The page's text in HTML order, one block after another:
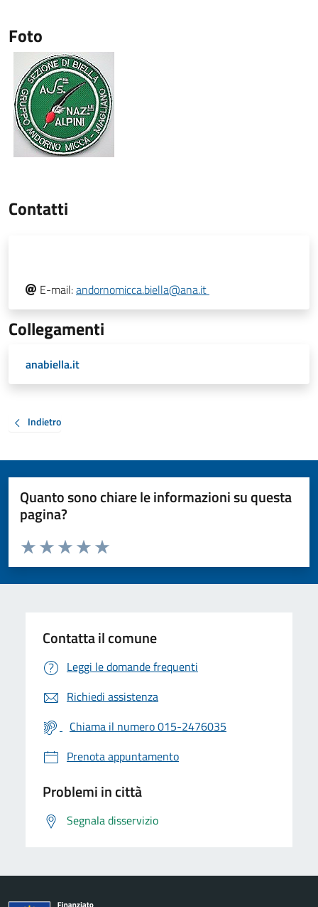
Foto
Contatti
E-mail:andornomicca.biella@ana.it
Collegamenti
anabiella.it
Indietro
Quanto sono chiare le informazioni su questa
pagina?
Valuta da 1 a 5 stelle la pagina
Valuta 5 stelle su 5
Valuta 4 stelle su 5
Valuta 3 stelle su 5
Valuta 2 stelle su 5
Valuta 1 stelle su 5
Contatta il comune
Leggi le domande frequenti
Richiedi assistenza
Chiama il numero 015-2476035
Prenota appuntamento
Problemi in città
Segnala disservizio